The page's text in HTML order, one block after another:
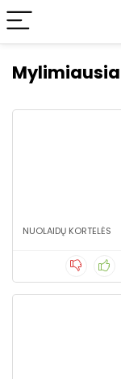
Mylimiausia
NUOLAIDŲ KORTELĖS